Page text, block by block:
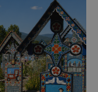
Vznik